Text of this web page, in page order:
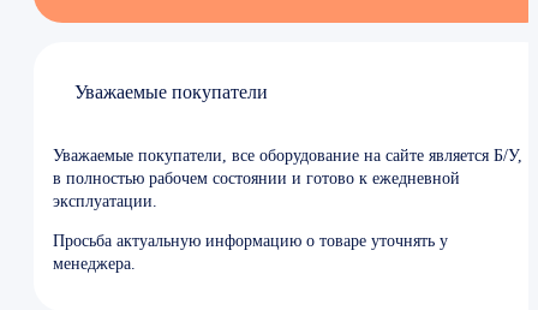
Уважаемые покупатели
Уважаемые покупатели, все оборудование на сайте является Б/У,
в полностью рабочем состоянии и готово к ежедневной
эксплуатации.
Просьба актуальную информацию о товаре уточнять у
менеджера.